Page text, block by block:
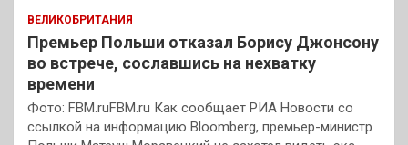
ВЕЛИКОБРИТАНИЯ
Премьер Польши отказал Борису Джонсону
во встрече, сославшись на нехватку
времени
Фото: FBM.ruFBM.ru Как сообщает РИА Новости со
ссылкой на информацию Bloomberg, премьер-министр